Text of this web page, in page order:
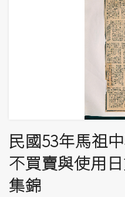
民國53年馬祖
不買賣與使用
集錦